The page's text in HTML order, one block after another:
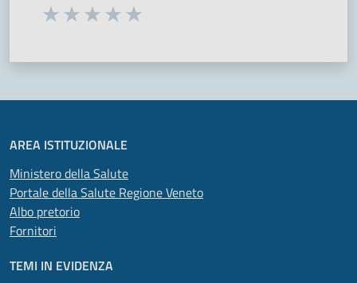
Seleziona una valutazione da 1 a 5 stelle
AREA ISTITUZIONALE
Ministero della Salute
Portale della Salute Regione Veneto
Albo pretorio
Fornitori
TEMI IN EVIDENZA